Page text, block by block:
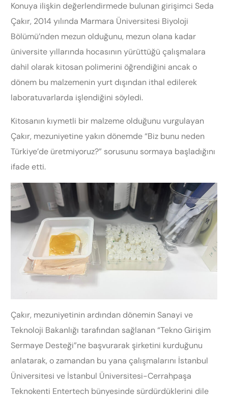
Konuya ilişkin değerlendirmede bulunan girişimci Seda
Çakır, 2014 yılında Marmara Üniversitesi Biyoloji
Bölümü’nden mezun olduğunu, mezun olana kadar
üniversite yıllarında hocasının yürüttüğü çalışmalara
dahil olarak kitosan polimerini öğrendiğini ancak o
dönem bu malzemenin yurt dışından ithal edilerek
laboratuvarlarda işlendiğini söyledi.
Kitosanın kıymetli bir malzeme olduğunu vurgulayan
Çakır, mezuniyetine yakın dönemde “Biz bunu neden
Türkiye’de üretmiyoruz?” sorusunu sormaya başladığını
ifade etti.
Çakır, mezuniyetinin ardından dönemin Sanayi ve
Teknoloji Bakanlığı tarafından sağlanan “Tekno Girişim
Sermaye Desteği”ne başvurarak şirketini kurduğunu
anlatarak, o zamandan bu yana çalışmalarını İstanbul
Üniversitesi ve İstanbul Üniversitesi-Cerrahpaşa
Teknokenti Entertech bünyesinde sürdürdüklerini dile